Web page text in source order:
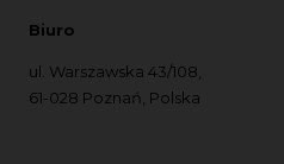
Biuro
ul. Warszawska 43/108,
61-028 Poznań, Polska